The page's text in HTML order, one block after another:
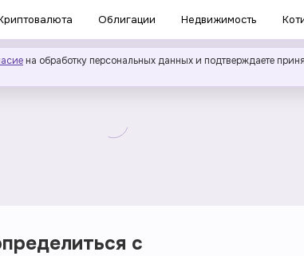
Облигации Недвижимость
на обработку персональных данных и подтверждаете
с